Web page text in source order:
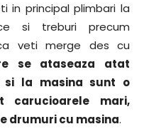
principal plimbari la
si treburi precum
veti merge des cu
se ataseaza atat
la masina sunt o
carucioarele mari,
drumuri cu masina.